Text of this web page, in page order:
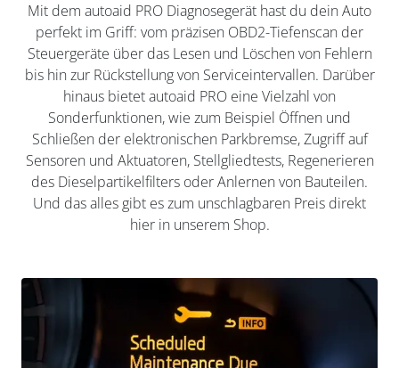
Mit dem autoaid PRO Diagnosegerät hast du dein Auto
perfekt im Griff: vom präzisen OBD2-Tiefenscan der
Steuergeräte über das Lesen und Löschen von Fehlern
bis hin zur Rückstellung von Serviceintervallen. Darüber
hinaus bietet autoaid PRO eine Vielzahl von
Sonderfunktionen, wie zum Beispiel Öffnen und
Schließen der elektronischen Parkbremse, Zugriff auf
Sensoren und Aktuatoren, Stellgliedtests, Regenerieren
des Dieselpartikelfilters oder Anlernen von Bauteilen.
Und das alles gibt es zum unschlagbaren Preis direkt
hier in unserem Shop.